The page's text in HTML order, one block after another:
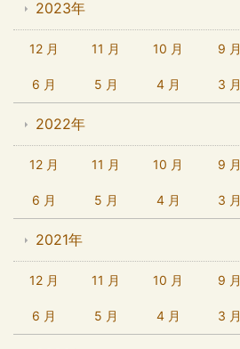
2023年
12 月 11 月 10 月 9 月
6 月 5 月 4 月 3 月
2022年
12 月 11 月 10 月 9 月
6 月 5 月 4 月 3 月
2021年
12 月 11 月 10 月 9 月
6 月 5 月 4 月 3 月